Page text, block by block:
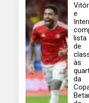
e
lista
de
às
da